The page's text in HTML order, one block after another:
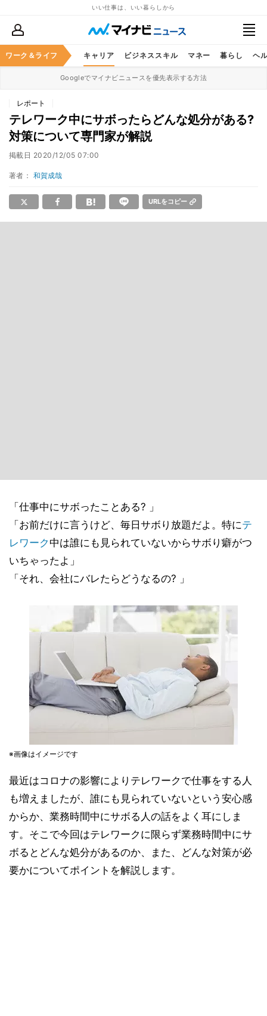
いい仕事は、いい暮らしから
ワーク＆ライフ キャリア ビジネススキル マネー 暮らし ヘ
Googleでマイナビニュースを優先表示する方法
レポート
テレワーク中にサボったらどんな処分がある?
対策について専門家が解説
掲載日 2020/12/05 07:00
著者： 和賀成哉
URLをコピー
「仕事中にサボったことある? 」
「お前だけに言うけど、毎日サボり放題だよ。特にテ
レワーク 中は誰にも見られていないからサボり癖がつ
いちゃったよ」
「それ、会社にバレたらどうなるの? 」
※画像はイメージです
最近はコロナの影響によりテレワークで仕事をする人
も増えましたが、誰にも見られていないという安心感
からか、業務時間中にサボる人の話をよく耳にしま
す。そこで今回はテレワークに限らず業務時間中にサ
ボるとどんな処分があるのか、また、どんな対策が必
要かについてポイントを解説します。